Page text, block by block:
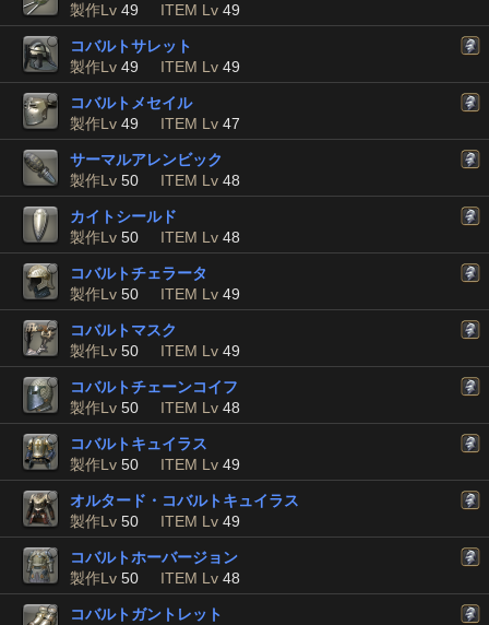
製作Lv 49 ITEM Lv 49
コバルトサレット
製作Lv 49 ITEM Lv 49
コバルトメセイル
製作Lv 49 ITEM Lv 47
サーマルアレンビック
製作Lv 50 ITEM Lv 48
カイトシールド
製作Lv 50 ITEM Lv 48
コバルトチェラータ
製作Lv 50 ITEM Lv 49
コバルトマスク
製作Lv 50 ITEM Lv 49
コバルトチェーンコイフ
製作Lv 50 ITEM Lv 48
コバルトキュイラス
製作Lv 50 ITEM Lv 49
オルタード・コバルトキュイラス
製作Lv 50 ITEM Lv 49
コバルトホーバージョン
製作Lv 50 ITEM Lv 48
コバルトガントレット